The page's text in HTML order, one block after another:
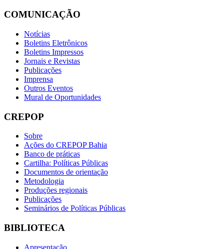
COMUNICAÇÃO
Notícias
Boletins Eletrônicos
Boletins Impressos
Jornais e Revistas
Publicações
Imprensa
Outros Eventos
Mural de Oportunidades
CREPOP
Sobre
Ações do CREPOP Bahia
Banco de práticas
Cartilha: Políticas Públicas
Documentos de orientação
Metodologia
Produções regionais
Publicações
Seminários de Políticas Públicas
BIBLIOTECA
Apresentação